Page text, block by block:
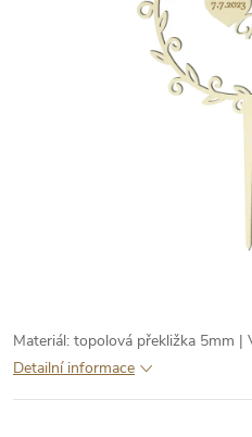
Materiál: topolová překližka 5mm |
Detailní informace